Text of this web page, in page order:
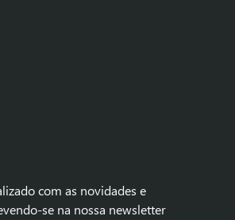
com as novidades e
se na nossa newsletter